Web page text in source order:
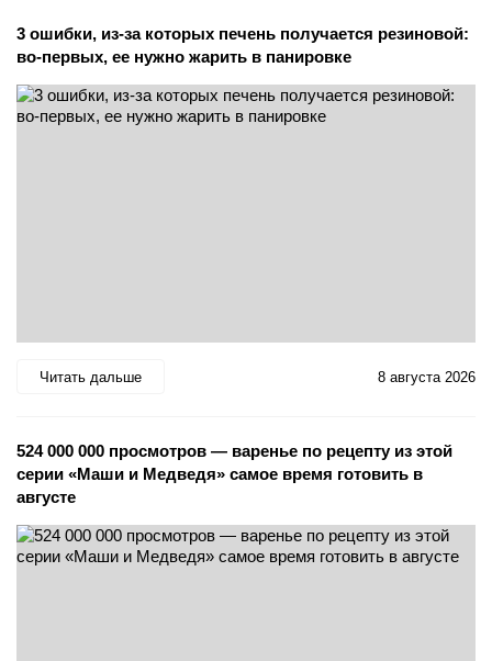
3 ошибки, из-за которых печень получается резиновой:
во-первых, ее нужно жарить в панировке
Читать дальше 8 августа 2026
524 000 000 просмотров — варенье по рецепту из этой
серии «Маши и Медведя» самое время готовить в
августе